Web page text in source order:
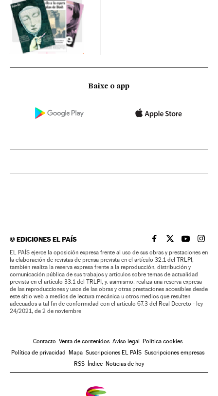
Baixe o app
©EDICIONES EL PAÍS EL PAÍS BRASIL EN
EL PAÍSEL PAÍS
EL
EL PAÍS ejerce la oposición expresa frente al uso de sus obras y prestaciones en
la elaboración de revistas de prensa prevista en el artículo 32.1 del TRLPI;
también realiza la reserva expresa frente a la reproducción, distribución y
comunicación pública de sus trabajos y artículos sobre temas de actualidad
prevista en el artículo 33.1 del TRLPI; y, asimismo, realiza una reserva expresa
de las reproducciones y usos de las obras y otras prestaciones accesibles desde
este sitio web a medios de lectura mecánica u otros medios que resulten
adecuados a tal fin de conformidad con el artículo 67.3 del Real Decreto - ley
24/2021, de 2 de noviembre
Contacto Venta de contenidos Aviso legal
Política cookies
Política de privacidad
Mapa Suscripciones EL PAÍS Suscripciones empresas
RSS
Índice Noticias de hoy